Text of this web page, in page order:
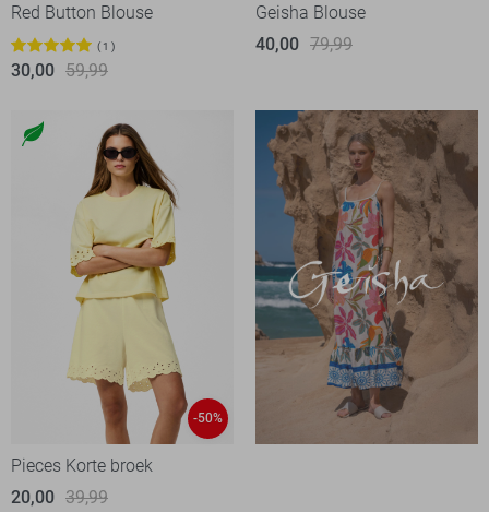
Red Button Blouse
1
30,00 59,99
Geisha Blouse
40,00 79,99
-50%
Pieces Korte broek
20,00 39,99